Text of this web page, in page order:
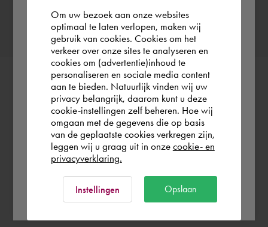
According to us you are situated in Rest of
the world. Please confirm in which country
you wish to shop.
España
Rest of the world
Om uw bezoek aan onze websites
optimaal te laten verlopen, maken wij
gebruik van cookies. Cookies om het
verkeer over onze sites te analyseren en
cookies om (advertentie)inhoud te
personaliseren en sociale media content
aan te bieden. Natuurlijk vinden wij uw
privacy belangrijk, daarom kunt u deze
cookie-instellingen zelf beheren. Hoe wij
omgaan met de gegevens die op basis
van de geplaatste cookies verkregen zijn,
leggen wij u graag uit in onze cookie- en
privacyverklaring.
Instellingen Opslaan